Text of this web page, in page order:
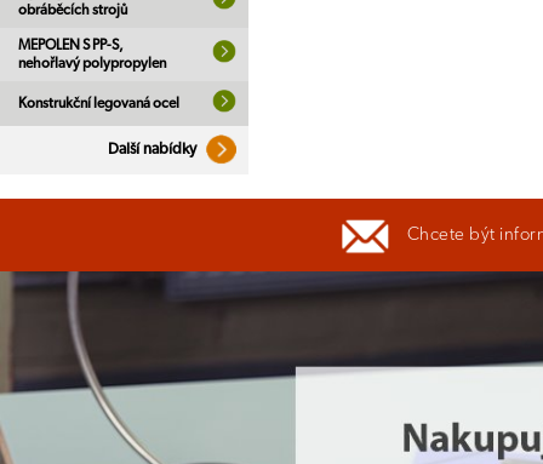
obráběcích strojů
MEPOLEN S PP-S,
nehořlavý polypropylen
Konstrukční legovaná ocel
Další nabídky
Chcete být